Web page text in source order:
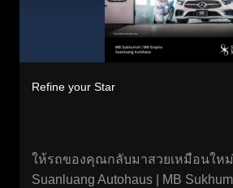
Refine your Star
ให้รถของคุณกลับมาสวยเหมือนให
Suanluang Autohaus | MB